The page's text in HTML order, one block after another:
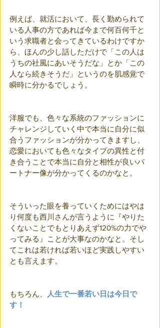
例えば、就活において、長く勤められて
いる人事の方であれば今まで何百何千と
いう求職者と会ってきているわけですか
ら、ほんの少し話しただけで「この人は
うちの社風にあいそうだな」とか「この
人なら続きそうだ」というのを肌感覚で
瞬時に分かるでしょう。
洋服でも、色々な系統のファッションに
チャレンジしていく中で本当に自分に似
合うファッションが分かってきますし、
恋愛においても色々なタイプの異性と付
き合うことで本当に自分と相性が良いパ
ートナー像が分かってくるのかなと。
そういった眼を養っていくためにはやは
り何度も西川さんが言うように『やりた
くないことでもとりあえず120%の力でや
ってみる』ことが大事なのかなと。そし
てこれは若ければ若いほど実践しやすい
とも言えます。
もちろん、
人生で一番若い日は今日で
す！